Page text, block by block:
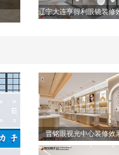
辽宁大连亨得利眼镜装修
晋铭眼视光中心装修效